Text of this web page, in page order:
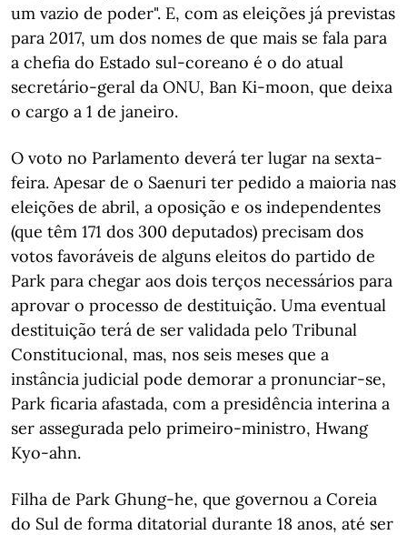
um vazio de poder". E, com as eleições já previstas
para 2017, um dos nomes de que mais se fala para
a chefia do Estado sul-coreano é o do atual
secretário-geral da ONU, Ban Ki-moon, que deixa
o cargo a 1 de janeiro.
O voto no Parlamento deverá ter lugar na sexta-
feira. Apesar de o Saenuri ter pedido a maioria nas
eleições de abril, a oposição e os independentes
(que têm 171 dos 300 deputados) precisam dos
votos favoráveis de alguns eleitos do partido de
Park para chegar aos dois terços necessários para
aprovar o processo de destituição. Uma eventual
destituição terá de ser validada pelo Tribunal
Constitucional, mas, nos seis meses que a
instância judicial pode demorar a pronunciar-se,
Park ficaria afastada, com a presidência interina a
ser assegurada pelo primeiro-ministro, Hwang
Kyo-ahn.
Filha de Park Ghung-he, que governou a Coreia
do Sul de forma ditatorial durante 18 anos, até ser